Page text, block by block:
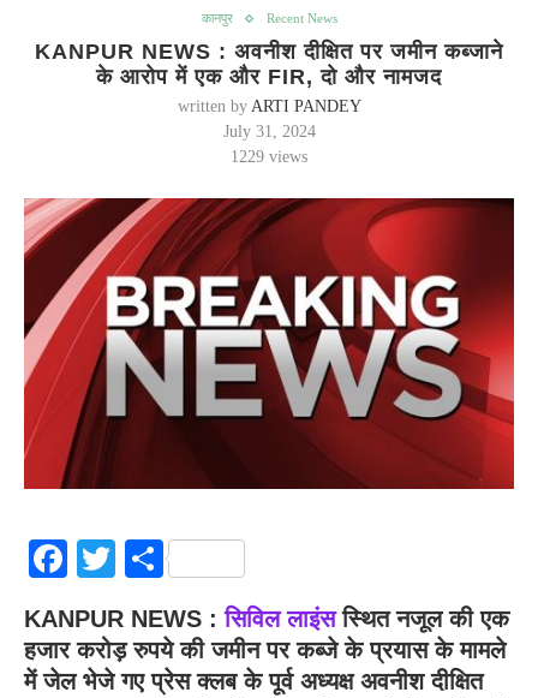
कानपुर Recent News
KANPUR NEWS : अवनीश दीक्षित पर जमीन कब्जाने
के आरोप में एक और FIR, दो और नामजद
written by ARTI PANDEY
July 31, 2024
1229 views
Facebook
Twitter
Share
KANPUR NEWS :सिविल लाइंसस्थित नजूल की एक
हजार करोड़ रुपये की जमीन पर कब्जे के प्रयास के मामले
में जेल भेजे गए प्रेस क्लब के पूर्व अध्यक्ष अवनीश दीक्षित